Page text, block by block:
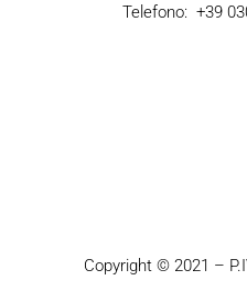
Telefono: +39
Copyright © 2021 –